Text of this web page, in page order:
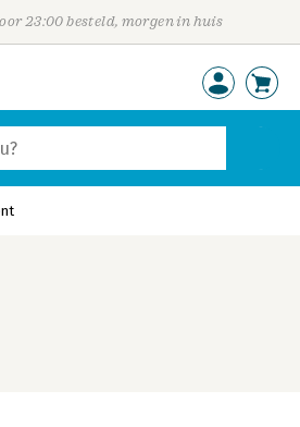
23:00 besteld, morgen in huis